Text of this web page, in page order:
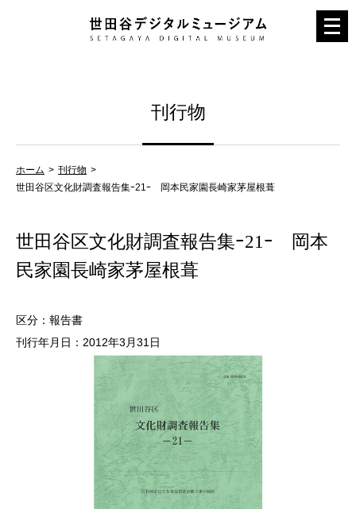
メ
ニ
刊行物
ホーム
刊行物
世田谷区文化財調査報告集ｰ21ｰ 岡本民家園長崎家茅屋根葺
世田谷区文化財調査報告集ｰ21ｰ 岡本
民家園長崎家茅屋根葺
区分：報告書
刊行年月日：2012年3月31日